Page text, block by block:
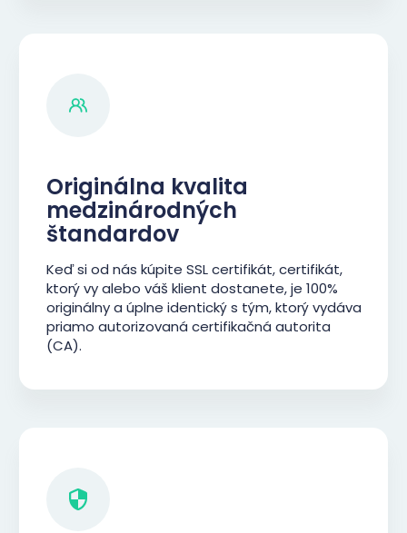
Originálna kvalita
medzinárodných
štandardov
Keď si od nás kúpite SSL certifikát, certifikát,
ktorý vy alebo váš klient dostanete, je 100%
originálny a úplne identický s tým, ktorý vydáva
priamo autorizovaná certifikačná autorita
(CA).